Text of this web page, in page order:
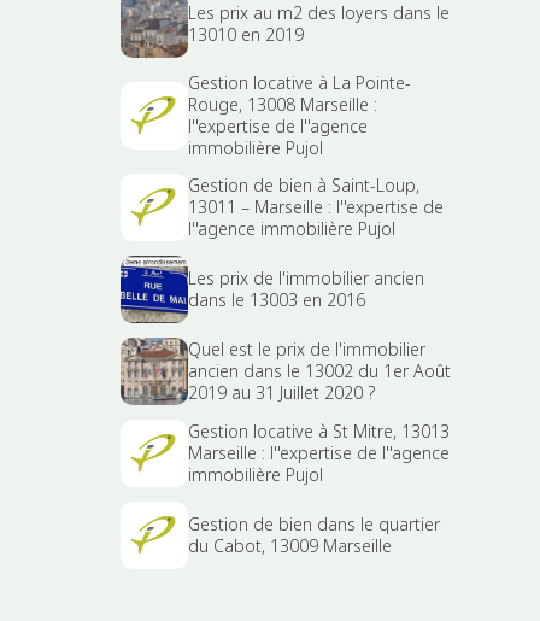
Les prix au m2 des loyers dans le
13010 en 2019
Gestion locative à La Pointe-
Rouge, 13008 Marseille :
l''expertise de l''agence
immobilière Pujol
Gestion de bien à Saint-Loup,
13011 – Marseille : l''expertise de
l''agence immobilière Pujol
Les prix de l'immobilier ancien
dans le 13003 en 2016
Quel est le prix de l'immobilier
ancien dans le 13002 du 1er Août
2019 au 31 Juillet 2020 ?
Gestion locative à St Mitre, 13013
Marseille : l''expertise de l''agence
immobilière Pujol
Gestion de bien dans le quartier
du Cabot, 13009 Marseille